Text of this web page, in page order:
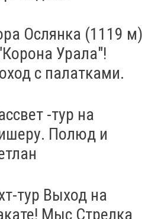
Ослянка (1119 м)
Урала"!
с палатками.
-тур на
Полюд и
тур Выход на
Мыс Стрелка